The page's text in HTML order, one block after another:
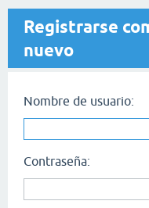
Registrarse
nuevo
Nombre de usuario:
Contraseña: